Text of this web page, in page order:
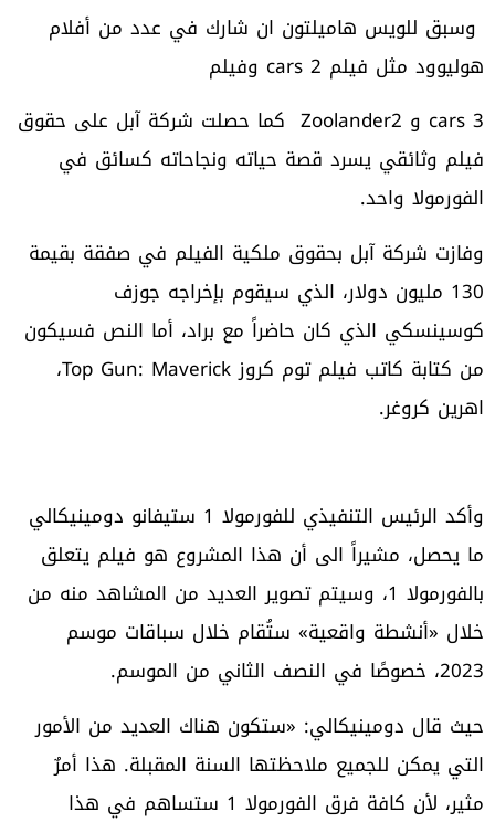
وسبق للويس هاميلتون ان شارك في عدد من أفلام
هوليوود مثل فيلم cars 2 وفيلم
cars 3 و Zoolander2 كما حصلت شركة آبل على حقوق
فيلم وثائقي يسرد قصة حياته ونجاحاته كسائق في
الفورمولا واحد.
وفازت شركة آبل بحقوق ملكية الفيلم في صفقة بقيمة
130 مليون دولار، الذي سيقوم بإخراجه جوزف
كوسينسكي الذي كان حاضراً مع براد، أما النص فسيكون
من كتابة كاتب فيلم توم كروز Top Gun: Maverick،
اهرين كروغر.
وأكد الرئيس التنفيذي للفورمولا 1 ستيفانو دومينيكالي
ما يحصل، مشيراً الى أن هذا المشروع هو فيلم يتعلق
بالفورمولا 1، وسيتم تصوير العديد من المشاهد منه من
خلال «أنشطة واقعية» ستُقام خلال سباقات موسم
2023، خصوصًا في النصف الثاني من الموسم.
حيث قال دومينيكالي: «ستكون هناك العديد من الأمور
التي يمكن للجميع ملاحظتها السنة المقبلة. هذا أمرٌ
مثير، لأن كافة فرق الفورمولا 1 ستساهم في هذا